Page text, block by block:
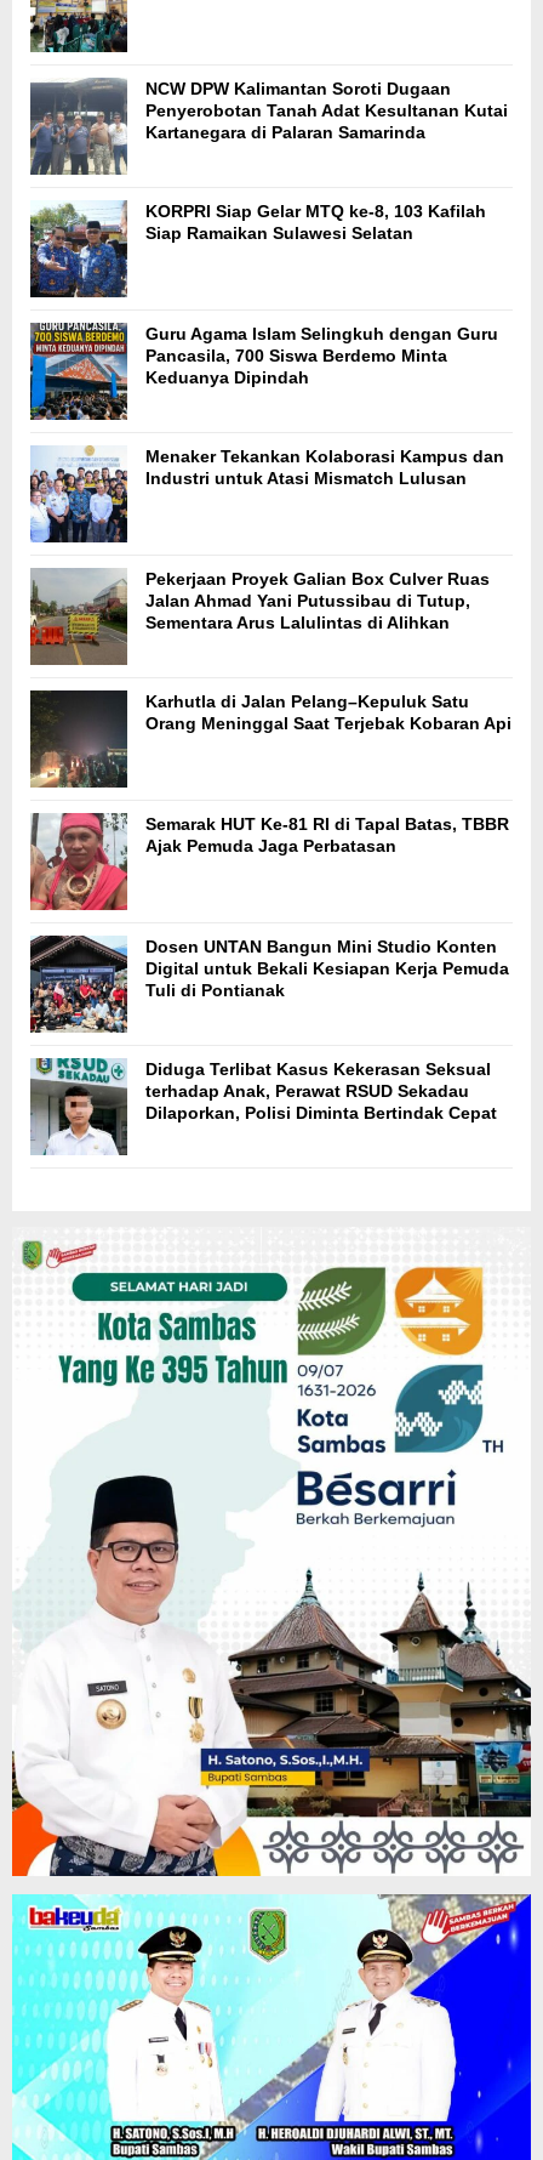
NCW DPW Kalimantan Soroti Dugaan
Penyerobotan Tanah Adat Kesultanan Kutai
Kartanegara di Palaran Samarinda
KORPRI Siap Gelar MTQ ke-8, 103 Kafilah
Siap Ramaikan Sulawesi Selatan
Guru Agama Islam Selingkuh dengan Guru
Pancasila, 700 Siswa Berdemo Minta
Keduanya Dipindah
Menaker Tekankan Kolaborasi Kampus dan
Industri untuk Atasi Mismatch Lulusan
Pekerjaan Proyek Galian Box Culver Ruas
Jalan Ahmad Yani Putussibau di Tutup,
Sementara Arus Lalulintas di Alihkan
Karhutla di Jalan Pelang–Kepuluk Satu
Orang Meninggal Saat Terjebak Kobaran Api
Semarak HUT Ke-81 RI di Tapal Batas, TBBR
Ajak Pemuda Jaga Perbatasan
Dosen UNTAN Bangun Mini Studio Konten
Digital untuk Bekali Kesiapan Kerja Pemuda
Tuli di Pontianak
Diduga Terlibat Kasus Kekerasan Seksual
terhadap Anak, Perawat RSUD Sekadau
Dilaporkan, Polisi Diminta Bertindak Cepat